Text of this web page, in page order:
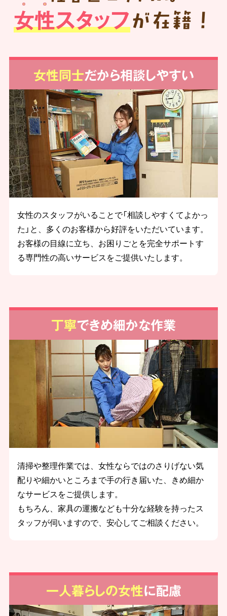
女性スタッフが在籍！
女性同士だから相談しやすい
女性のスタッフがいることで「相談しやすくてよかっ
た」と、多くのお客様から好評をいただいています。
お客様の目線に立ち、お困りごとを完全サポートす
る専門性の高いサービスをご提供いたします。
丁寧できめ細かな作業
清掃や整理作業では、女性ならではのさりげない気
配りや細かいところまで手の行き届いた、きめ細か
なサービスをご提供します。
もちろん、家具の運搬なども十分な経験を持ったス
タッフが伺いますので、安心してご相談ください。
一人暮らしの女性に配慮